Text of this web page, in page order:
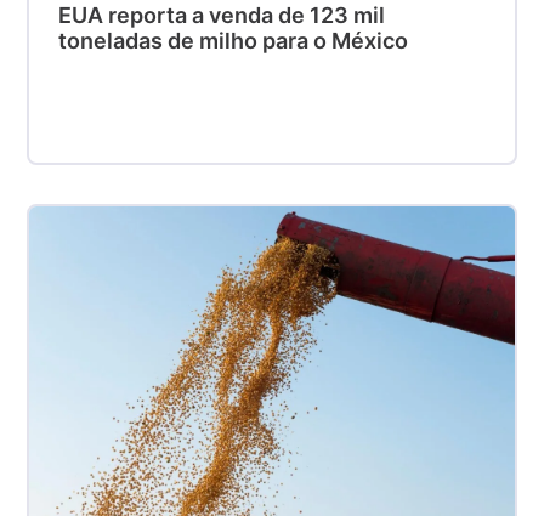
EUA reporta a venda de 123 mil
toneladas de milho para o México